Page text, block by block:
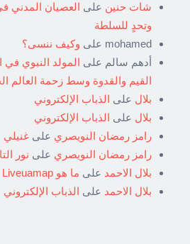
شات حنين على العصيان
وتحدٍ للسلطة
mohamed على وكيف ننسى؟
أدهم سالم على المولد النبوي
القيم والقدوة وسط زحمة العالم
بلال على الذباب الإلكتروني
بلال على الذباب الإلكتروني
رامز رمضان النويصري على غنيلي
رامز رمضان النويصري على نور
بلال الاحمد على ما هو Liveuamap
بلال الاحمد على الذباب الإلكتروني